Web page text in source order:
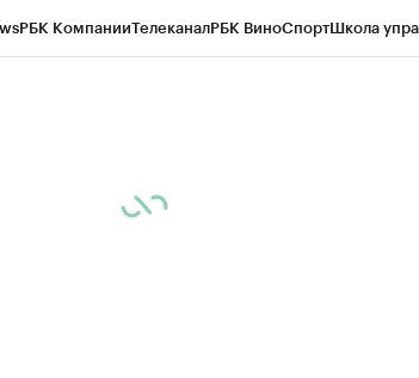
РБК КомпанииТелеканалРБК ВиноСпортШкола